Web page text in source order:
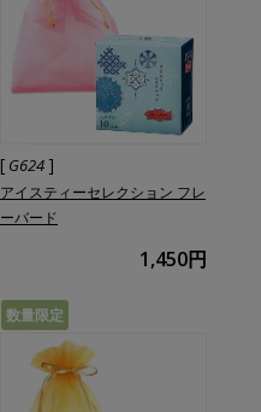
[ G624 ]
アイスティーセレクション フレ
ーバード
1,450円
数量限定